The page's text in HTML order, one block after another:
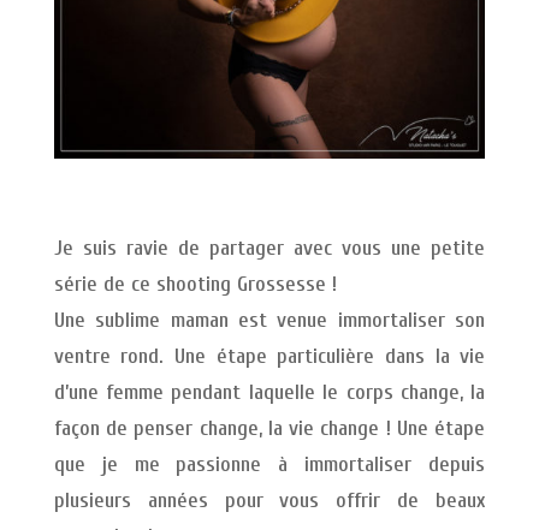
Je suis ravie de partager avec vous une petite
série de ce shooting Grossesse !
Une sublime maman est venue immortaliser son
ventre rond. Une étape particulière dans la vie
d’une femme pendant laquelle le corps change, la
façon de penser change, la vie change ! Une étape
que je me passionne à immortaliser depuis
plusieurs années pour vous offrir de beaux